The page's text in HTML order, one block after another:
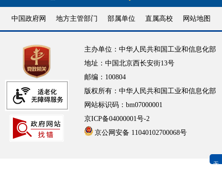
无障碍浏览
中国政府网 地方主管部门 部属单位 直属高校 网站地图
主办单位：中华人民共和国工业和信息化部
地址：中国北京西长安街13号
邮编：100804
版权所有：中华人民共和国工业和信息化部
网站标识码：bm07000001
京ICP备04000001号-2
京公网安备 11040102700068号